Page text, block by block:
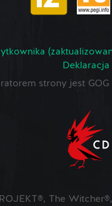
strony jest GOG
The